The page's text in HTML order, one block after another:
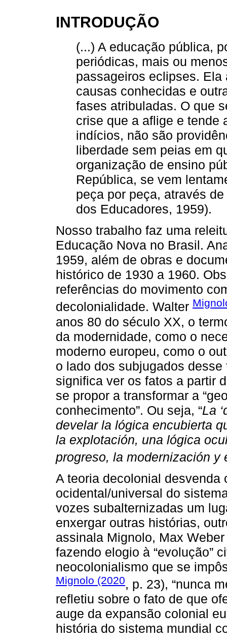
INTRODUÇÃO
(...) A educação pública,
periódicas, mais ou
passageiros eclipses.
causas conhecidas e
fases atribuladas. O que
crise que a aflige e tende
indícios, não são
liberdade sem peias em
organização de ensino
República, se vem
peça por peça, através
dos Educadores, 1959).
Nosso trabalho faz uma
Educação Nova no Brasil.
1959, além de obras e
histórico de 1930 a 1960.
referências do movimento
decolonialidade. Walter
anos 80 do século XX, o
da modernidade, como o
moderno europeu, como o
o lado dos subjugados
significa ver os fatos a partir
se propor a transformar a
conhecimento”. Ou seja, “La
develar la lógica encubierta
la explotación, una lógica
progreso, la modernización y
A teoria decolonial desvenda
ocidental/universal do
vozes subalternizadas um
enxergar outras histórias,
assinala Mignolo, Max
fazendo elogio à “evolução”
neocolonialismo que se
Mignolo (2020, p. 23), “nunca
refletiu sobre o fato de que
auge da expansão colonial
história do sistema mundial